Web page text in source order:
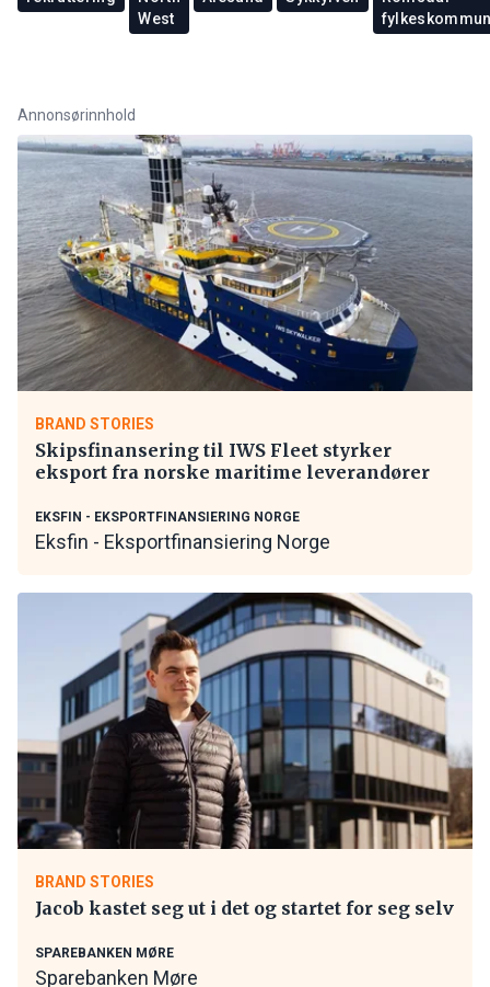
West
Annonsørinnhold
BRAND STORIES
Skipsfinansering til IWS Fleet styrker
eksport fra norske maritime leverandører
EKSFIN - EKSPORTFINANSIERING NORGE
Eksfin - Eksportfinansiering Norge
BRAND STORIES
Jacob kastet seg ut i det og startet for seg selv
SPAREBANKEN MØRE
Sparebanken Møre